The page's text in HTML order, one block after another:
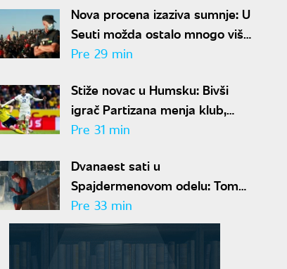
Nova procena izaziva sumnje: U
Seuti možda ostalo mnogo više
migranata nego što tvrdi
Pre 29 min
Stiže novac u Humsku: Bivši
igrač Partizana menja klub,
crno-belima više od 300.000
Pre 31 min
Dvanaest sati u
Spajdermenovom odelu: Tom
Holand otkrio šta je bilo najgore
Pre 33 min